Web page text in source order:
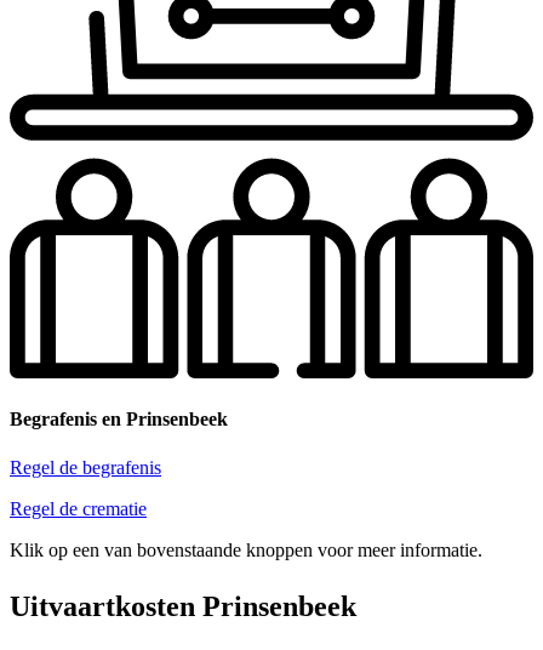
Begrafenis en Prinsenbeek
Regel de begrafenis
Regel de crematie
Klik op een van bovenstaande knoppen voor meer informatie.
Uitvaartkosten Prinsenbeek